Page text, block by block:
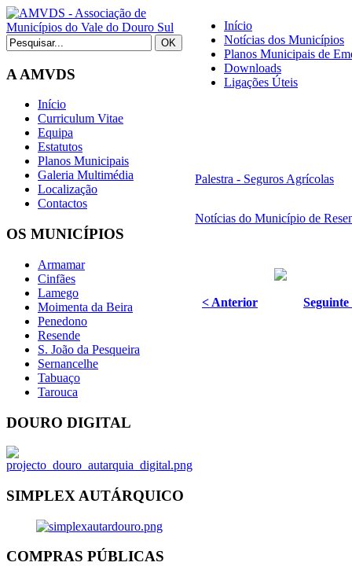
A AMVDS
Início
Curriculum Vitae
Equipa
Estatutos
Planos Municipais
Galeria Multimédia
Localização
Contactos
OS MUNICÍPIOS
Armamar
Cinfães
Lamego
Moimenta da Beira
Penedono
Resende
S. João da Pesqueira
Sernancelhe
Tabuaço
Tarouca
DOURO DIGITAL
SIMPLEX AUTÁRQUICO
COMPRAS PÚBLICAS
Início
Notícias dos Municípios
Planos Municipais de
Downloads
Ligações Úteis
Palestra - Seguros Agrícolas
Notícias do Município de
< Anterior Seguinte